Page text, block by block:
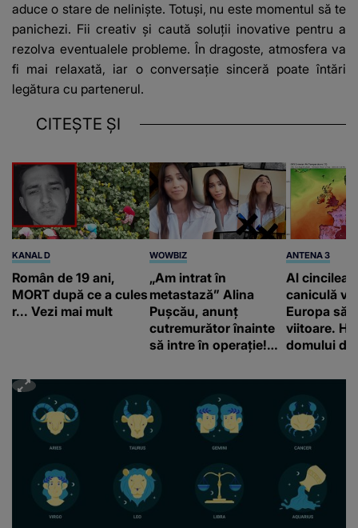
aduce o stare de neliniște. Totuși, nu este momentul să te
panichezi. Fii creativ și caută soluții inovative pentru a
rezolva eventualele probleme. În dragoste, atmosfera va
fi mai relaxată, iar o conversație sinceră poate întări
legătura cu partenerul.
CITEȘTE ȘI
KANAL D
Român de 19 ani,
MORT după ce a cules
r... Vezi mai mult
WOWBIZ
„Am intrat în
metastază” Alina
Pușcău, anunț
cutremurător înainte
să intre în operație!
mesaj emoționant
ANTENA 3
Al cincilea
caniculă
Europa
viitoare.
domului de
42 de